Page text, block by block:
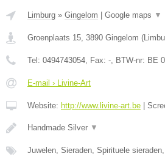
Limburg » Gingelom Google maps ▼
Groenplaats 15, 3890 Gingelom (
Tel: 0494743054, Fax: -, BTW-nr: BE
E-mail › Livine-Art
Website: http://www.livine-art.be
Handmade Silver ▼
Juwelen, Sieraden, Spirituele